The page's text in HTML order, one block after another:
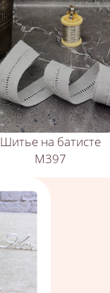
Шитье на батисте
М397